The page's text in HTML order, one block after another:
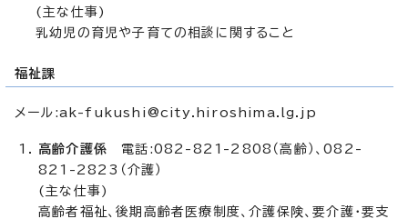
(主な仕事)
乳幼児の育児や子育ての相談に関すること
福祉課
メール:ak-fukushi@city.hiroshima.lg.jp
高齢介護係 電話:082-821-2808（高齢）、082-
821-2823（介護）
(主な仕事)
高齢者福祉、後期高齢者医療制度、介護保険、要介護・要支